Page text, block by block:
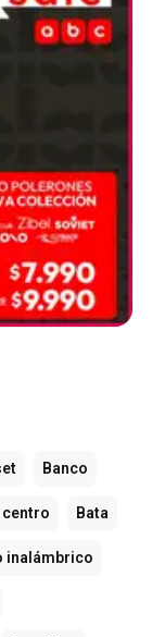
Banco
centro Bata
inalámbrico